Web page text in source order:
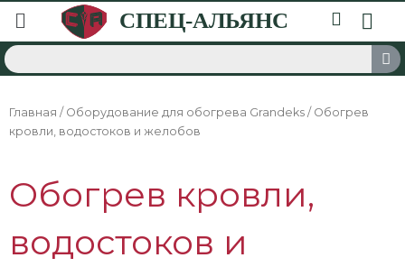
Главная / Оборудование для обогрева Grandeks / Обогрев
кровли, водостоков и желобов
Обогрев кровли,
водостоков и